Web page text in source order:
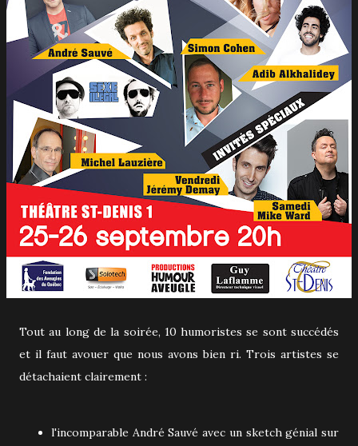
Tout au long de la soirée, 10 humoristes se sont succédés
et il faut avouer que nous avons bien ri. Trois artistes se
détachaient clairement :
l'incomparable André Sauvé avec un sketch génial sur